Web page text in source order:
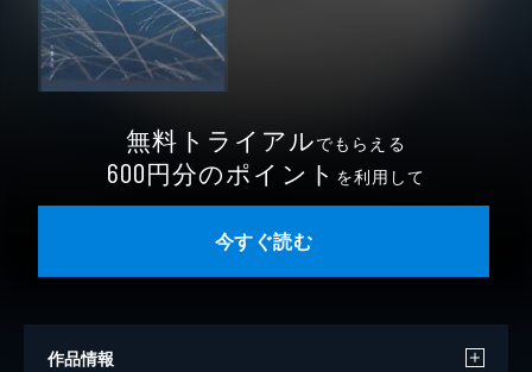
無料トライアルでもらえる
600円分のポイント を利用して
今すぐ読む
作品情報